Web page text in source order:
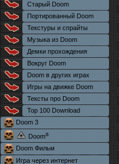
Старый Doom
Портированный Doom
Текстуры и спрайты
Музыка из Doom
Демки прохождения
Вокруг Doom
Doom в других играх
Игры на движке Doom
Тексты про Doom
Top 100 Download
Doom 3
Doom®
Doom Фильм
Игра через интернет